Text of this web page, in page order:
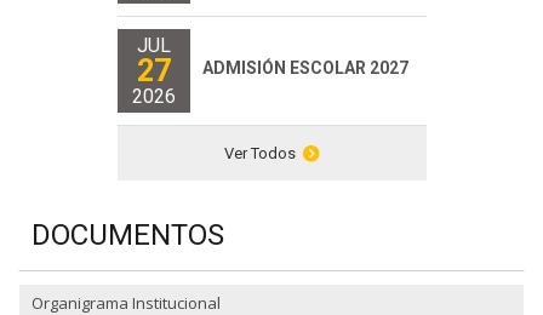
JUL
27
2026
ADMISIÓN ESCOLAR 2027
Ver Todos
DOCUMENTOS
Organigrama Institucional